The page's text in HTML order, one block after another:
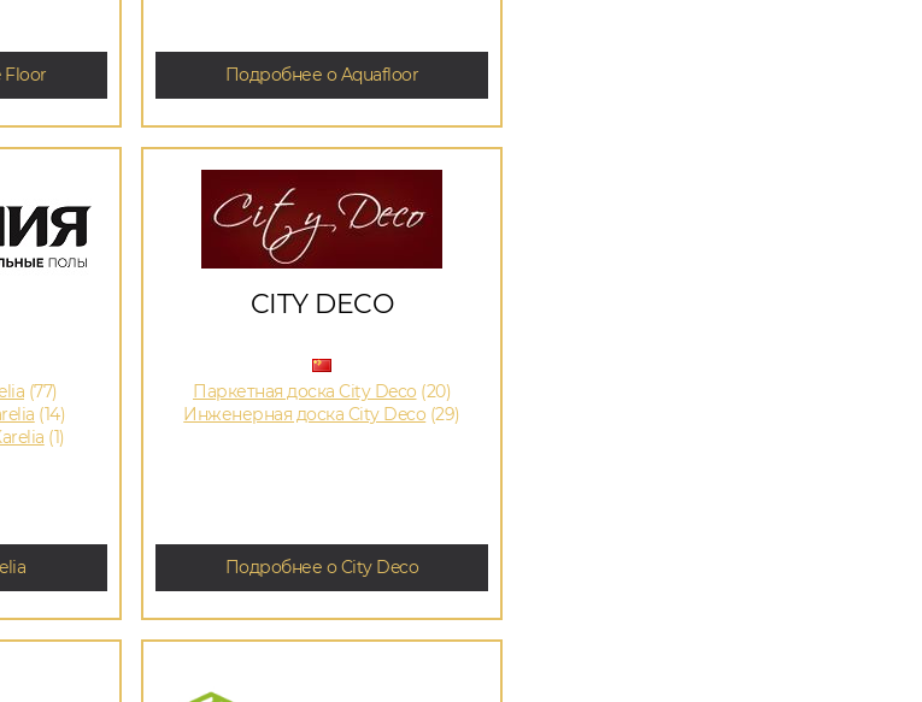
Floor Подробнее о Aquafloor
(77)
(14)
(1)
CITY DECO
Паркетная доска City Deco (20)
Инженерная доска City Deco (29)
Подробнее о City Deco